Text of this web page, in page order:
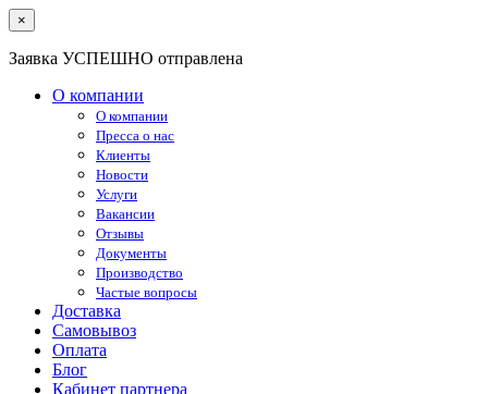
×
Заявка УСПЕШНО отправлена
О компании
О компании
Пресса о нас
Клиенты
Новости
Услуги
Вакансии
Отзывы
Документы
Производство
Частые вопросы
Доставка
Самовывоз
Оплата
Блог
Кабинет партнера